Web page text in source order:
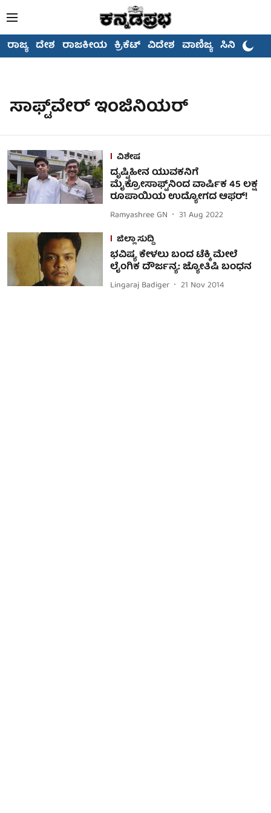
ರಾಜ್ಯ ದೇಶ ರಾಜಕೀಯ ಕ್ರಿಕೆಟ್ ವಿದೇಶ ವಾಣಿಜ್ಯ ಸಿನಿಮಾ
ಸಾಫ್ಟ್‌ವೇರ್ ಇಂಜಿನಿಯರ್
ವಿಶೇಷ
ದೃಷ್ಟಿಹೀನ ಯುವಕನಿಗೆ
ಮೈಕ್ರೋಸಾಫ್ಟ್‌ನಿಂದ ವಾರ್ಷಿಕ 45 ಲಕ್ಷ
ರೂಪಾಯಿಯ ಉದ್ಯೋಗದ ಆಫರ್!
Ramyashree GN
31 Aug 2022
ಜಿಲ್ಲಾ ಸುದ್ದಿ
ಭವಿಷ್ಯ ಕೇಳಲು ಬಂದ ಟೆಕ್ಕಿ ಮೇಲೆ
ಲೈಂಗಿಕ ದೌರ್ಜನ್ಯ: ಜ್ಯೋತಿಷಿ ಬಂಧನ
Lingaraj Badiger 21 Nov 2014